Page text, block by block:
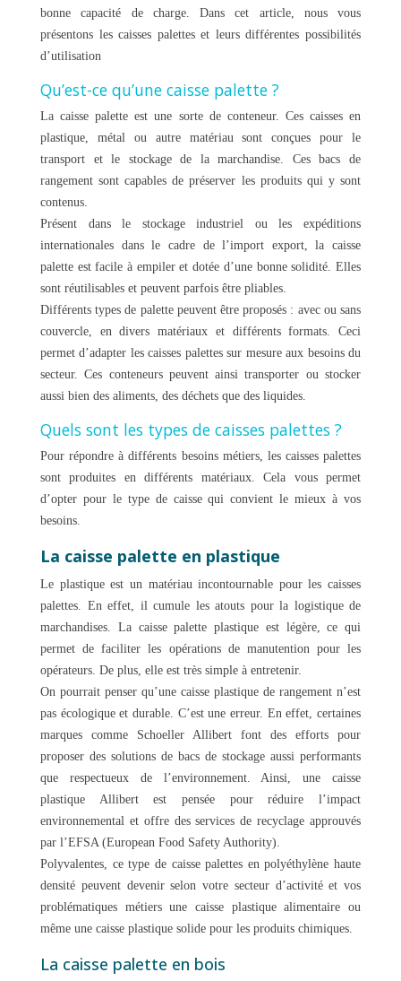
bonne capacité de charge. Dans cet article, nous vous
présentons les caisses palettes et leurs différentes possibilités
d’utilisation
Qu’est-ce qu’une caisse palette ?
La caisse palette est une sorte de conteneur. Ces caisses en
plastique, métal ou autre matériau sont conçues pour le
transport et le stockage de la marchandise. Ces bacs de
rangement sont capables de préserver les produits qui y sont
contenus.
Présent dans le stockage industriel ou les expéditions
internationales dans le cadre de l’import export, la caisse
palette est facile à empiler et dotée d’une bonne solidité. Elles
sont réutilisables et peuvent parfois être pliables.
Différents types de palette peuvent être proposés : avec ou sans
couvercle, en divers matériaux et différents formats. Ceci
permet d’adapter les caisses palettes sur mesure aux besoins du
secteur. Ces conteneurs peuvent ainsi transporter ou stocker
aussi bien des aliments, des déchets que des liquides.
Quels sont les types de caisses palettes ?
Pour répondre à différents besoins métiers, les caisses palettes
sont produites en différents matériaux. Cela vous permet
d’opter pour le type de caisse qui convient le mieux à vos
besoins.
La caisse palette en plastique
Le plastique est un matériau incontournable pour les caisses
palettes. En effet, il cumule les atouts pour la logistique de
marchandises. La caisse palette plastique est légère, ce qui
permet de faciliter les opérations de manutention pour les
opérateurs. De plus, elle est très simple à entretenir.
On pourrait penser qu’une caisse plastique de rangement n’est
pas écologique et durable. C’est une erreur. En effet, certaines
marques comme Schoeller Allibert font des efforts pour
proposer des solutions de bacs de stockage aussi performants
que respectueux de l’environnement. Ainsi, une caisse
plastique Allibert est pensée pour réduire l’impact
environnemental et offre des services de recyclage approuvés
par l’EFSA (European Food Safety Authority).
Polyvalentes, ce type de caisse palettes en polyéthylène haute
densité peuvent devenir selon votre secteur d’activité et vos
problématiques métiers une caisse plastique alimentaire ou
même une caisse plastique solide pour les produits chimiques.
La caisse palette en bois